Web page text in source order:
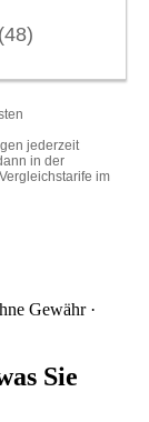
Gewähr ·
Sie